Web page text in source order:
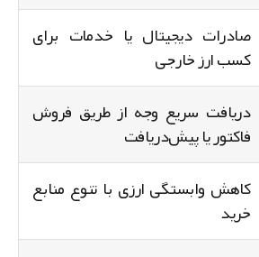
صادرات دیجیتال یا خدمات برای
کسب ارز خارجی
دریافت سریع وجه از طریق فروش
فاکتور یا پیش‌دریافت
کاهش وابستگی ارزی با تنوع منابع
خرید